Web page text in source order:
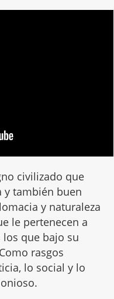
civilizado que
y también buen
y naturaleza
le pertenecen a
que bajo su
rasgos
lo social y lo